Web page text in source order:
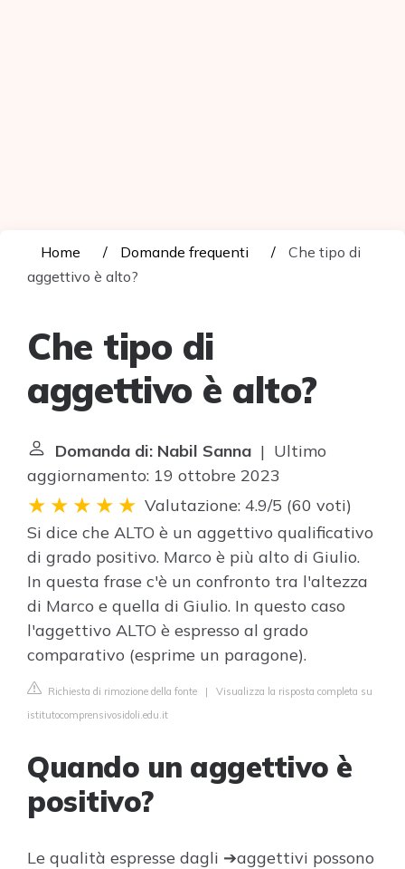
Home Domande frequenti
Che tipo di
aggettivo è alto?
Che tipo di
aggettivo è alto?
Domanda di: Nabil Sanna | Ultimo
aggiornamento: 19 ottobre 2023
Valutazione: 4.9/5 (60 voti)
Si dice che ALTO è un aggettivo qualificativo
di grado positivo. Marco è più alto di Giulio.
In questa frase c'è un confronto tra l'altezza
di Marco e quella di Giulio. In questo caso
l'aggettivo ALTO è espresso al grado
comparativo (esprime un paragone).
Richiesta di rimozione della fonte | Visualizza la risposta completa su
istitutocomprensivosidoli.edu.it
Quando un aggettivo è
positivo?
Le qualità espresse dagli ➔aggettivi possono